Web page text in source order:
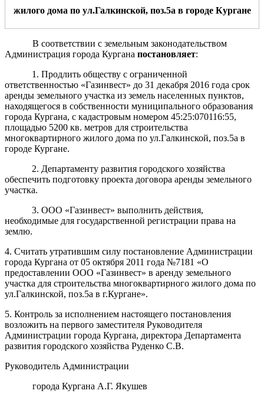
жилого дома по ул.Галкинской, поз.5а в городе Кургане
В соответствии с земельным законодательством
Администрация города Кургана постановляет:
1. Продлить обществу с ограниченной
ответственностью «Газинвест» до 31 декабря 2016 года срок
аренды земельного участка из земель населенных пунктов,
находящегося в собственности муниципального образования
города Кургана, с кадастровым номером 45:25:070116:55,
площадью 5200 кв. метров для строительства
многоквартирного жилого дома по ул.Галкинской, поз.5а в
городе Кургане.
2. Департаменту развития городского хозяйства
обеспечить подготовку проекта договора аренды земельного
участка.
3. ООО «Газинвест» выполнить действия,
необходимые для государственной регистрации права на
землю.
4. Считать утратившим силу постановление Администрации
города Кургана от 05 октября 2011 года №7181 «О
предоставлении ООО «Газинвест» в аренду земельного
участка для строительства многоквартирного жилого дома по
ул.Галкинской, поз.5а в г.Кургане».
5. Контроль за исполнением настоящего постановления
возложить на первого заместителя Руководителя
Администрации города Кургана, директора Департамента
развития городского хозяйства Руденко С.В.
Руководитель Администрации
города Кургана А.Г. Якушев